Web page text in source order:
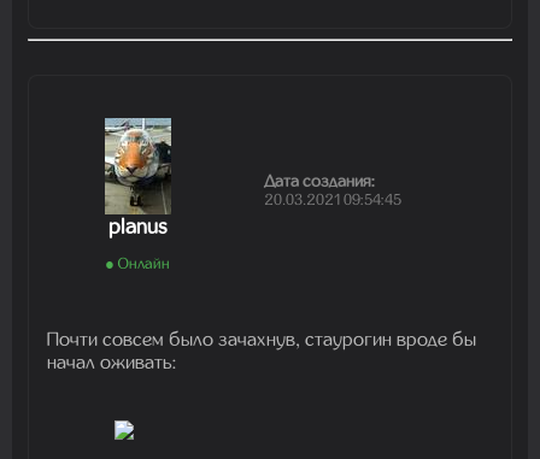
planus
● Онлайн
Дата создания:
20.03.2021 09:54:45
Почти совсем было зачахнув, стаурогин вроде бы
начал оживать: